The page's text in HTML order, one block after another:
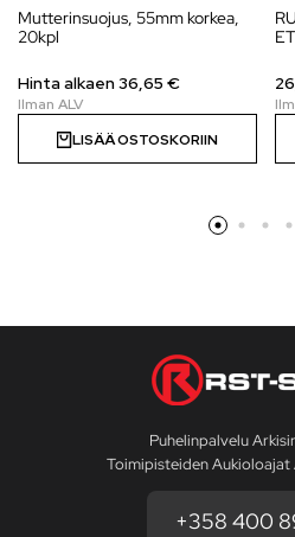
Mutterinsuojus, 55mm korkea,
20kpl
Hinta alkaen36,65 €
LISÄÄ OSTOSKORIIN
Puhelinpalvelu
Toimipisteiden
+358 400